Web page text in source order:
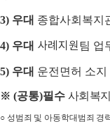
3) 우대 종합사회복지
4) 우대 사례지원팀 업
5) 우대 운전면허 소
※ (공통)필수 사회복
○ 성범죄 및 아동학대범죄 경